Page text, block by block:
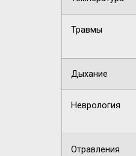
Травмы
Дыхание
Неврология
Отравления